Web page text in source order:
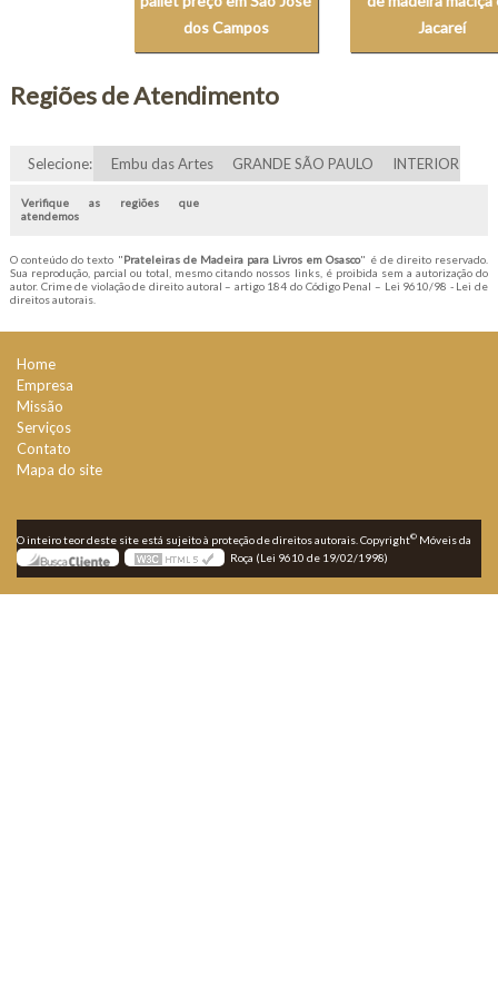
dos Campos
Jacareí
Regiões de Atendimento
Selecione: Embu das Artes GRANDE SÃO PAULO INTERIOR
Verifique as regiões que
atendemos
O conteúdo do texto "Prateleiras de Madeira para Livros em Osasco" é de direito reservado.
Sua reprodução, parcial ou total, mesmo citando nossos links, é proibida sem a autorização do
autor. Crime de violação de direito autoral – artigo 184 do Código Penal – Lei 9610/98 - Lei de
direitos autorais.
Home
Empresa
Missão
Serviços
Contato
Mapa do site
O inteiro teor deste site está sujeito à proteção de direitos autorais. Copyright© Móveis da
Roça (Lei 9610 de 19/02/1998)